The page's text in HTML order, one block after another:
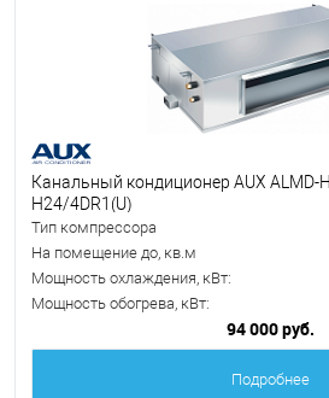
Канальный кондиционер AUX ALMD-
H24/4DR1(U)
Тип компрессора
На помещение до, кв.м
Мощность охлаждения, кВт:
Мощность обогрева, кВт:
94 000 руб.
Подробнее